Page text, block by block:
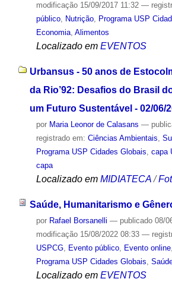
modificação15/09/2017 11:32 —
público, Nutrição, Programa USP
Economia, Alimentos
Localizado em EVENTOS
Urbansus - 50 anos de
da Rio’92: Desafios do Brasil
um Futuro Sustentável - 02/06/
por Maria Leonor de Calasans —
registrado em: Ciências Ambientais
Programa USP Cidades Globais capa
capa
Localizado em MIDIATECA /
Saúde, Humanitarismo e
por Rafael Borsanelli — publicado08/
modificação15/08/2022 08:33 —
USPCG, Evento público, Evento online,
Programa USP Cidades Globais
Localizado em EVENTOS